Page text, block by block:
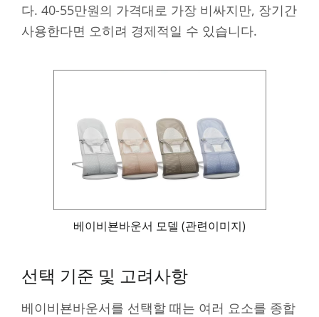
다. 40-55만원의 가격대로 가장 비싸지만, 장기간
사용한다면 오히려 경제적일 수 있습니다.
베이비뵨바운서 모델 (관련이미지)
선택 기준 및 고려사항
베이비뵨바운서를 선택할 때는 여러 요소를 종합